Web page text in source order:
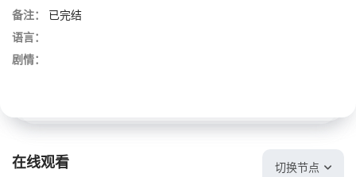
备注：
已完结
语言：
剧情：
在线观看 切换节点